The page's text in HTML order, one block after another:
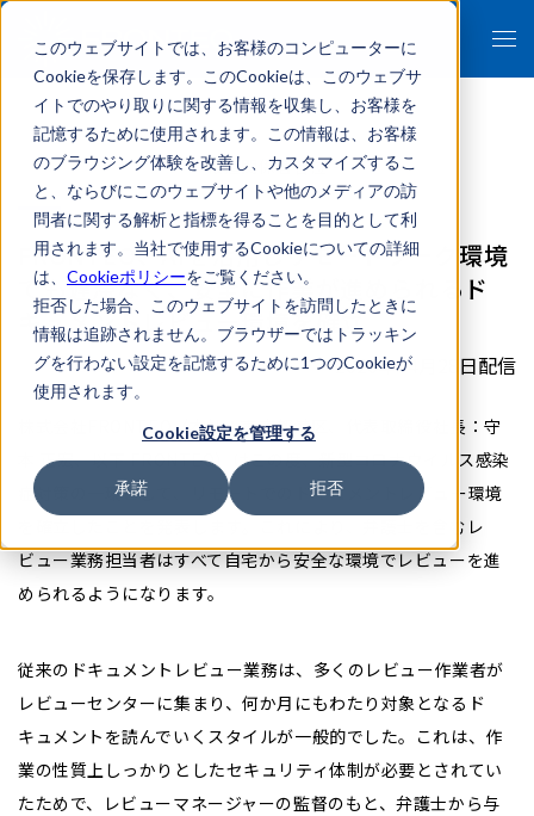
このウェブサイトでは、お客様のコンピューターに
Cookieを保存します。このCookieは、このウェブサ
イトでのやり取りに関する情報を収集し、お客様を
記憶するために使用されます。この情報は、お客様
のブラウジング体験を改善し、カスタマイズするこ
と、ならびにこのウェブサイトや他のメディアの訪
問者に関する解析と指標を得ることを目的として利
用されます。当社で使用するCookieについての詳細
は、 Cookieポリシーをご覧ください。
拒否した場合、このウェブサイトを訪問したときに
情報は追跡されません。ブラウザーではトラッキン
グを行わない設定を記憶するために1つのCookieが
使用されます。
Cookie設定を管理する
承諾 拒否
- 報道関係者各位 -
FRONTEO、AIを活用しリモートワーク環境
でも遅滞なく、安全に作業が進められるド
キュメントレビュー環境を確立
2020年04月28日配信
株式会社FRONTEO（本社：東京都港区、代表取締役社長：守
本 正宏、以下 FRONTEO）はこの度、新型コロナウイルス感染
症対策の一環として、リモートでのドキュメントレビュー環境
を確立したことを発表します。これにより、弁護士を含むレ
ビュー業務担当者はすべて自宅から安全な環境でレビューを進
められるようになります。
従来のドキュメントレビュー業務は、多くのレビュー作業者が
レビューセンターに集まり、何か月にもわたり対象となるド
キュメントを読んでいくスタイルが一般的でした。これは、作
業の性質上しっかりとしたセキュリティ体制が必要とされてい
たためで、レビューマネージャーの監督のもと、弁護士から与